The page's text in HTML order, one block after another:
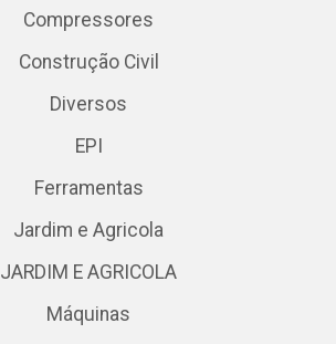
Compressores
Construção Civil
Diversos
EPI
Ferramentas
Jardim e Agricola
JARDIM E AGRICOLA
Máquinas